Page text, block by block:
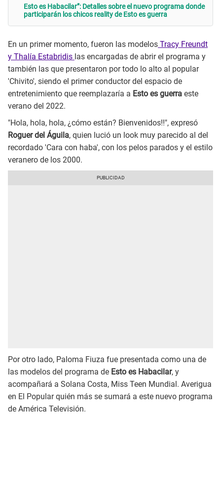
Esto es Habacilar”: Detalles sobre el nuevo programa donde
participarán los chicos reality de Esto es guerra
En un primer momento, fueron las modelos Tracy Freundt
y Thalía Estabridis las encargadas de abrir el programa y
también las que presentaron por todo lo alto al popular
'Chivito', siendo el primer conductor del espacio de
entretenimiento que reemplazaría a Esto es guerra este
verano del 2022.
"Hola, hola, hola, ¿cómo están? Bienvenidos!!", expresó
Roguer del Águila, quien lució un look muy parecido al del
recordado 'Cara con haba', con los pelos parados y el estilo
veranero de los 2000.
Por otro lado, Paloma Fiuza fue presentada como una de
las modelos del programa de Esto es Habacilar, y
acompañará a Solana Costa, Miss Teen Mundial. Averigua
en El Popular quién más se sumará a este nuevo programa
de América Televisión.